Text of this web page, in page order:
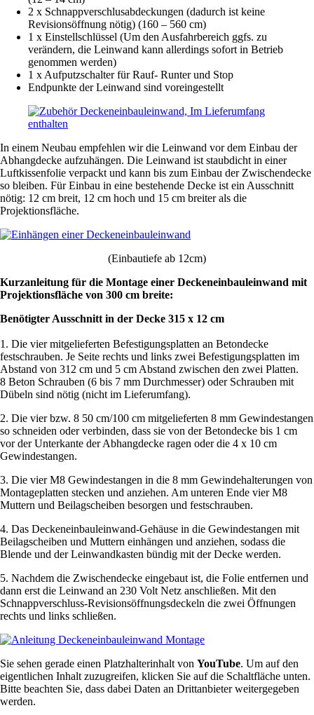
2 x Schnappverschlusabdeckungen (dadurch ist keine
Revisionsöffnung nötig) (160 – 560 cm)
1 x Einstellschlüssel (Um den Ausfahrbereich ggfs. zu
verändern, die Leinwand kann allerdings sofort in Betrieb
genommen werden)
1 x Aufputzschalter für Rauf- Runter und Stop
Endpunkte der Leinwand sind voreingestellt
In einem Neubau empfehlen wir die Leinwand vor dem Einbau der
Abhangdecke aufzuhängen. Die Leinwand ist staubdicht in einer
Luftkissenfolie verpackt und kann bis zum Einbau der Zwischendecke
so bleiben. Für Einbau in eine bestehende Decke ist ein Ausschnitt
nötig: 12 cm breit, 12 cm hoch und 15 cm breiter als die
Projektionsfläche.
(Einbautiefe ab 12cm)
Kurzanleitung für die Montage einer Deckeneinbauleinwand mit
Projektionsfläche von 300 cm breite:
Benötigter Ausschnitt in der Decke 315 x 12 cm
1. Die vier mitgelieferten Befestigungsplatten an Betondecke
festschrauben. Je Seite rechts und links zwei Befestigungsplatten im
Abstand von 312 cm und 5 cm Abstand zwischen den zwei Platten.
8 Beton Schrauben (6 bis 7 mm Durchmesser) oder Schrauben mit
Dübeln sind nötig (nicht im Lieferumfang).
2. Die vier bzw. 8 50 cm/100 cm mitgelieferten 8 mm Gewindestangen
so schneiden oder verbinden, dass sie von der Betondecke bis 1 cm
vor der Unterkante der Abhangdecke ragen oder die 4 x 10 cm
Gewindestangen.
3. Die vier M8 Gewindestangen in die 8 mm Gewindehalterungen von
Montageplatten stecken und anziehen. Am unteren Ende vier M8
Muttern und Beilagscheiben besorgen und festschrauben.
4. Das Deckeneinbauleinwand-Gehäuse in die Gewindestangen mit
Beilagscheiben und Muttern einhängen und anziehen, sodass die
Blende und der Leinwandkasten bündig mit der Decke werden.
5. Nachdem die Zwischendecke eingebaut ist, die Folie entfernen und
dann erst die Leinwand an 230 Volt Netz anschließen. Mit den
Schnappverschluss-Revisionsöffnungsdeckeln die zwei Öffnungen
rechts und links schließen.
Sie sehen gerade einen Platzhalterinhalt von YouTube. Um auf den
eigentlichen Inhalt zuzugreifen, klicken Sie auf die Schaltfläche unten.
Bitte beachten Sie, dass dabei Daten an Drittanbieter weitergegeben
werden.